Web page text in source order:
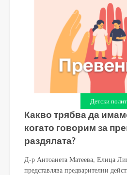
Детски
Какво трябва да
когато говорим за
раздялата?
Д-р Антоанета Матеева, Елица
представлява предварителни